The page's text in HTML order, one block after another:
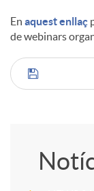
En aquest enllaç
de webinars
C
m